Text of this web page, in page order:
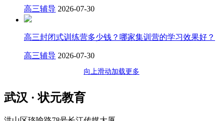
高三辅导 2026-07-30
高三封闭式训练营多少钱？哪家集训营的学习效果好？
高三辅导 2026-07-30
向上滑动加载更多
武汉 · 状元教育